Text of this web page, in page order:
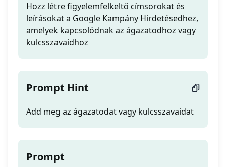
Hozz létre figyelemfelkeltő címsorokat és
leírásokat a Google Kampány Hirdetésedhez,
amelyek kapcsolódnak az ágazatodhoz vagy
kulcsszavaidhoz
Prompt Hint
Add meg az ágazatodat vagy kulcsszavaidat
Prompt